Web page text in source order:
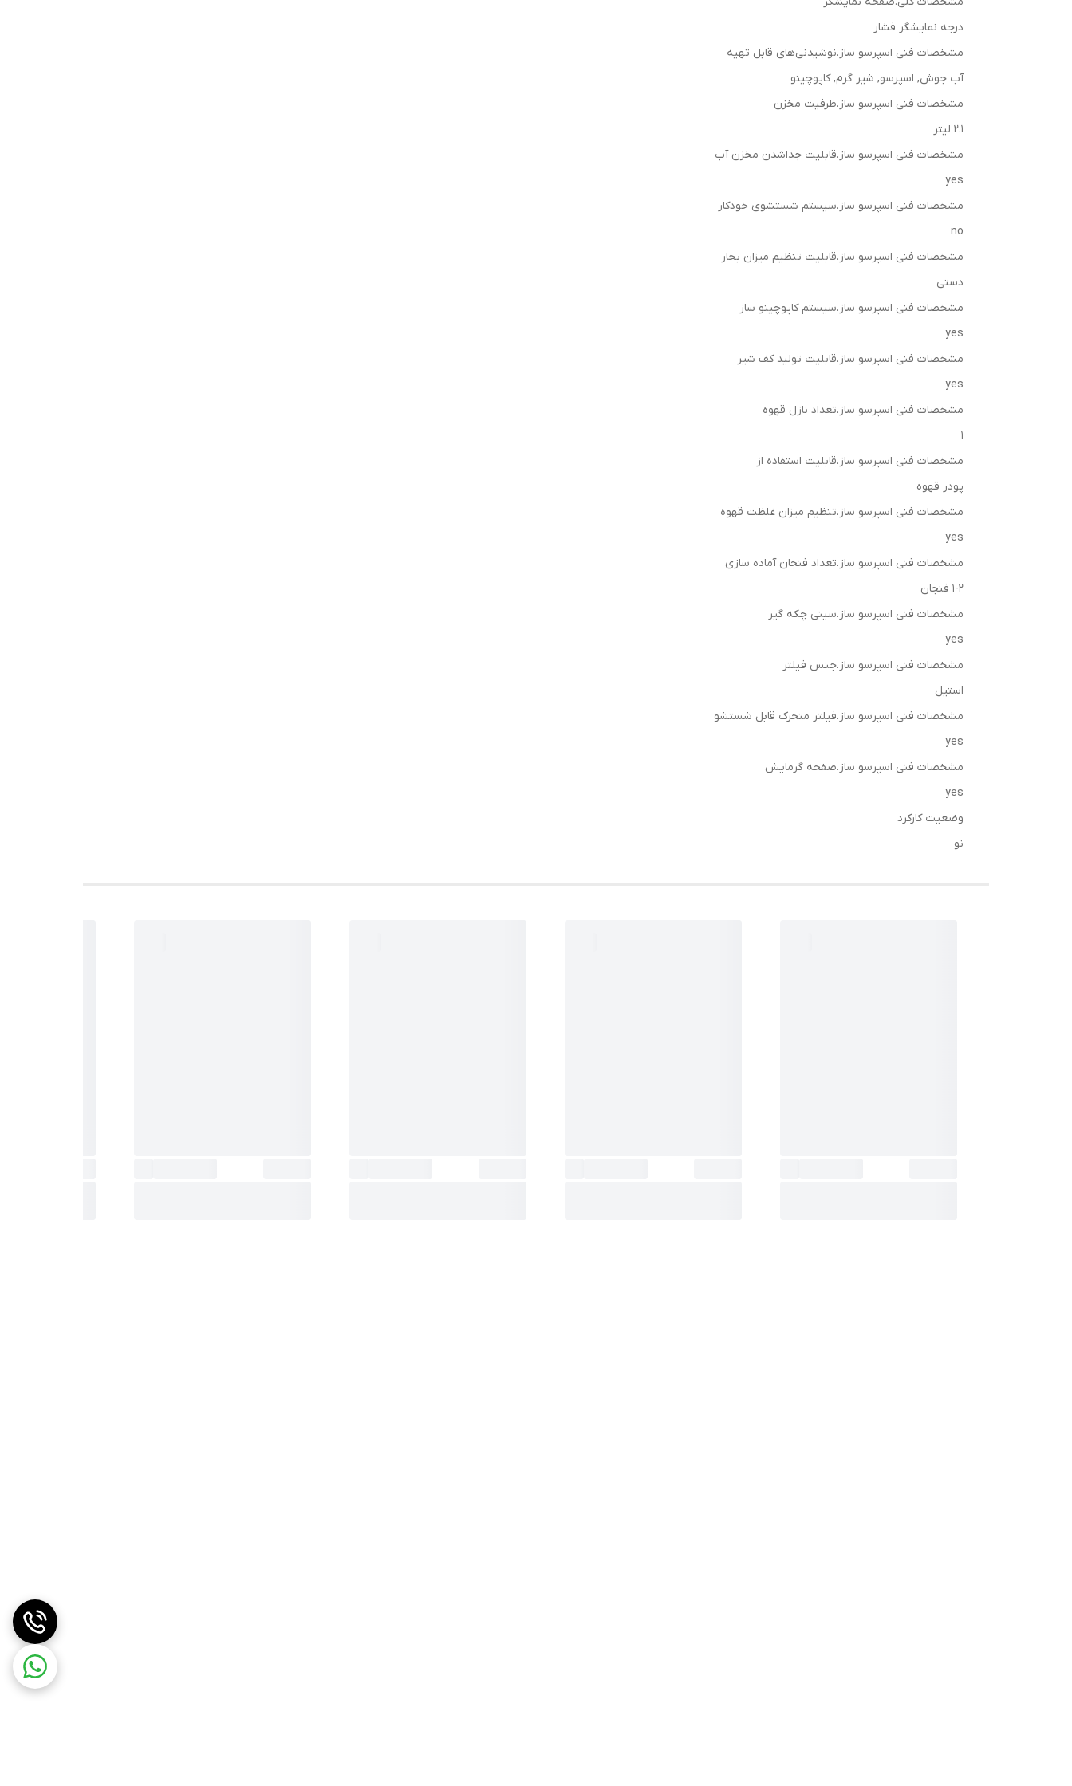
درجه نمایشگر فشار
مشخصات فنی اسپرسو ساز.نوشیدنی‌های قابل تهیه
آب جوش, اسپرسو, شیر گرم, کاپوچینو
مشخصات فنی اسپرسو ساز.ظرفیت مخزن
2.1 لیتر
مشخصات فنی اسپرسو ساز.قابلیت جداشدن مخزن آب
yes
مشخصات فنی اسپرسو ساز.سیستم شستشوی خودکار
no
مشخصات فنی اسپرسو ساز.قابلیت تنظیم میزان بخار
دستی
مشخصات فنی اسپرسو ساز.سیستم کاپوچینو ساز
yes
مشخصات فنی اسپرسو ساز.قابلیت تولید کف شیر
yes
مشخصات فنی اسپرسو ساز.تعداد نازل قهوه
1
مشخصات فنی اسپرسو ساز.قابلیت استفاده از
پودر قهوه
مشخصات فنی اسپرسو ساز.تنظیم میزان غلظت قهوه
yes
مشخصات فنی اسپرسو ساز.تعداد فنجان آماده سازی
1-2 فنجان
مشخصات فنی اسپرسو ساز.سینی چکه گیر
yes
مشخصات فنی اسپرسو ساز.جنس فیلتر
استیل
مشخصات فنی اسپرسو ساز.فیلتر متحرک قابل شستشو
yes
مشخصات فنی اسپرسو ساز.صفحه گرمایش
yes
وضعیت کارکرد
نو